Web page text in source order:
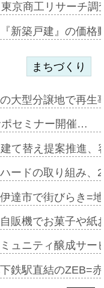
京商工リサーチ
新築戸建』の価
まちづくり
大型分譲地で再
セミナー開催…
て替え提案推進
ードの取り組み
達市で街びらき=
販機でお菓子や
ミュニティ醸成サ
鉄駅直結のZEB=